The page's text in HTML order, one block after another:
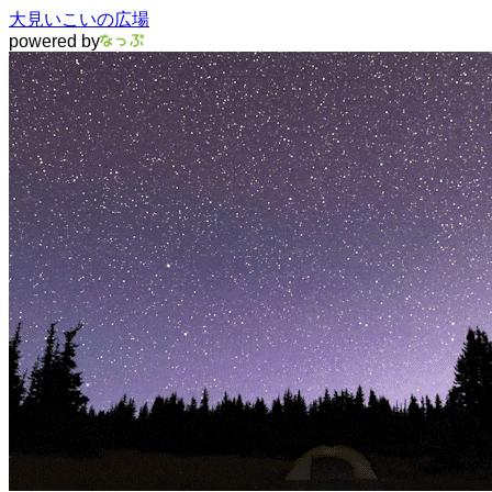
大見いこいの広場
powered by